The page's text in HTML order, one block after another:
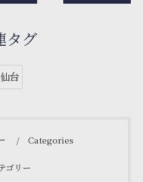
タグ
台
Categories
ゴリー